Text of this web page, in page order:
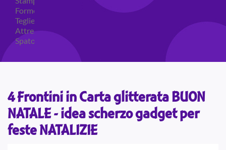
Forme per cioccolato
Teglie per torte
Attrezzi cake design
Spatole ed accessori per decorare
4 Frontini in Carta glitterata BUON
NATALE - idea scherzo gadget per
feste NATALIZIE